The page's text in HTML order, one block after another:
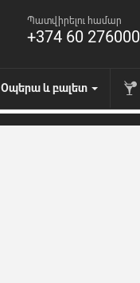
Պատվիրելու համար
+374 60 276000
Օպերա և բալետ